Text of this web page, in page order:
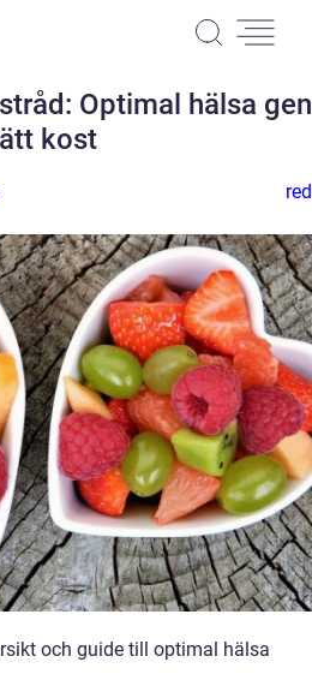
Optimal hälsa
kost
och guide till optimal hälsa